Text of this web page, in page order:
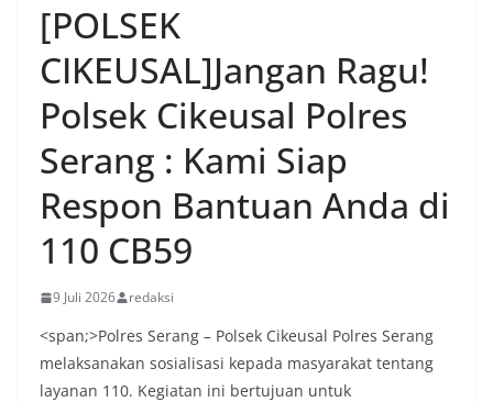
[POLSEK
CIKEUSAL]Jangan Ragu!
Polsek Cikeusal Polres
Serang : Kami Siap
Respon Bantuan Anda di
110 CB59
9 Juli 2026 redaksi
<span;>Polres Serang – Polsek Cikeusal Polres Serang
melaksanakan sosialisasi kepada masyarakat tentang
layanan 110. Kegiatan ini bertujuan untuk